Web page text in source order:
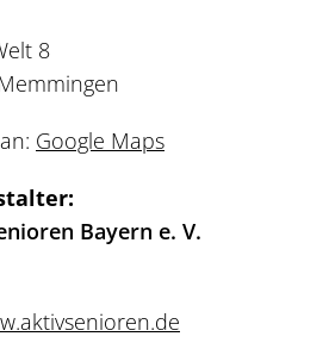
8
Google Maps
Bayern e. V.